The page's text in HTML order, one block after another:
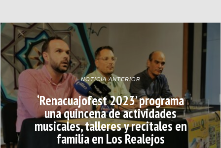
NOTICIA ANTERIOR
‘Renacuajofest 2023’ programa
una quincena de actividades
musicales, talleres y recitales en
familia en Los Realejos